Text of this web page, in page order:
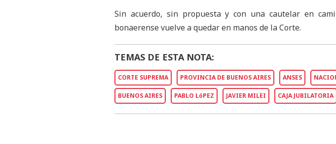
Sin acuerdo, sin propuesta y con una cautelar en
bonaerense vuelve a quedar en manos de la Corte.
TEMAS DE ESTA NOTA:
CORTE SUPREMA PROVINCIA DE BUENOS AIRES ANSES
BUENOS AIRES PABLO LóPEZ JAVIER MILEI CAJA JUBILATORIA